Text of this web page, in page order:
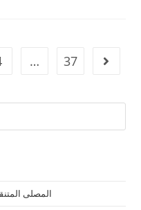
… 37
المصلى